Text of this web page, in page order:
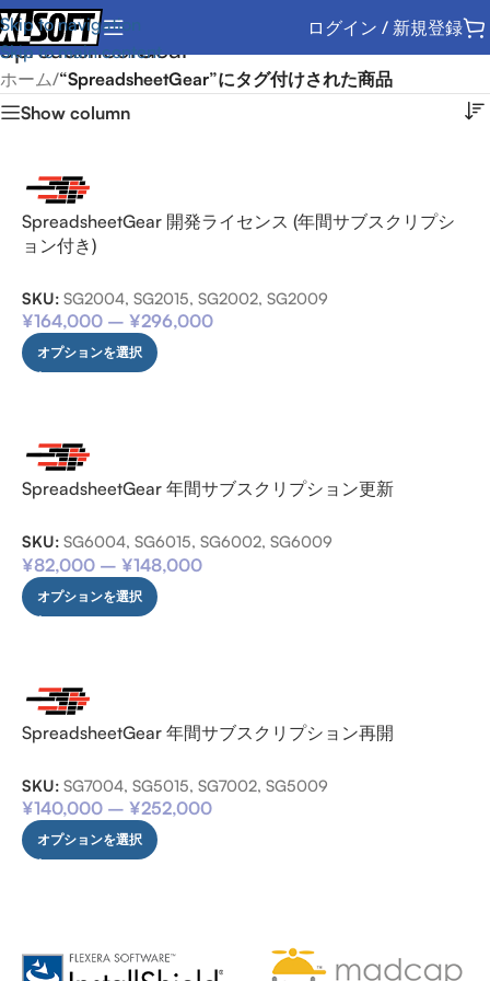
Skip to navigation
Skip to main content
ログイン / 新規登録
SpreadsheetGear
ホーム/“SpreadsheetGear”にタグ付けされた商品
Show column
SpreadsheetGear 開発ライセンス (年間サブスクリプシ
ョン付き)
SKU: SG2004, SG2015, SG2002, SG2009
¥164,000 – ¥296,000
オプションを選択
SpreadsheetGear 年間サブスクリプション更新
SKU: SG6004, SG6015, SG6002, SG6009
¥82,000 – ¥148,000
オプションを選択
SpreadsheetGear 年間サブスクリプション再開
SKU: SG7004, SG5015, SG7002, SG5009
¥140,000 – ¥252,000
オプションを選択